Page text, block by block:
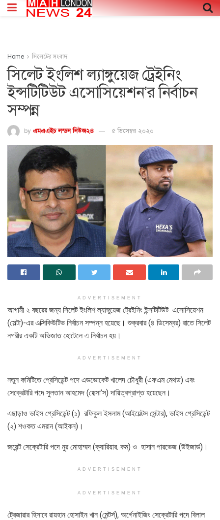
Home সিলেটের সংবাদ
সিলেট ইংলিশ ল্যাঙ্গুয়েজ ট্রেইনিং
ইন্সটিটিউট এসোসিয়েশন’র নির্বাচন
সম্পন্ন
by এমএএইচ লন্ডন নিউজ২৪ ৫ ডিসেম্বর ২০২০
ADVERTISEMENT
আগামী ২ বছরের জন্য সিলেট ইংলিশ ল্যাঙ্গুয়েজ ট্রেইনিং ইন্সটিটিউট এসোসিয়েশন
(সেল্টা)-এর এক্সিকিউটিভ নির্বাচন সম্পন্ন হয়েছে। শুক্রবার (৪ ডিসেম্বর) রাতে সিলেট
নগরীর একটি অভিজাত হোটেলে এ নির্বাচন হয়।
ADVERTISEMENT
নতুন কমিটিতে প্রেসিডেন্ট পদে এডভোকেট খালেদ চৌধুরী (এফএম মেথড) এবং
সেক্রেটারি পদে সুলতান আহমেদ (হেক্সা’স) দায়িত্বপ্রাপ্ত হয়েছেন।
এছাড়াও ভাইস প্রেসিডেন্ট (১) রফিকুল ইসলাম (আইয়েল্টস সেন্টার), ভাইস প্রেসিডেন্ট
(২) শওকত এমরান (আইকন)।
জয়েন্ট সেক্রেটারি পদে নুর মোহাম্মদ (ক্যারিয়ার. কম) ও হাসান পারভেজ (উইজার্ড)।
ADVERTISEMENT
ADVERTISEMENT
ট্রেজারার হিসাবে রায়হান হোসাইন খান (মেন্টর্স), অর্গেনাইজিং সেক্রেটারি পদে বিলাল